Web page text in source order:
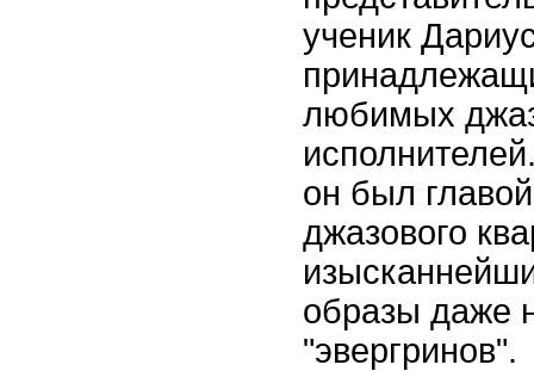
ученик
любимых
он был
джазового
образы даже
"эвергринов".